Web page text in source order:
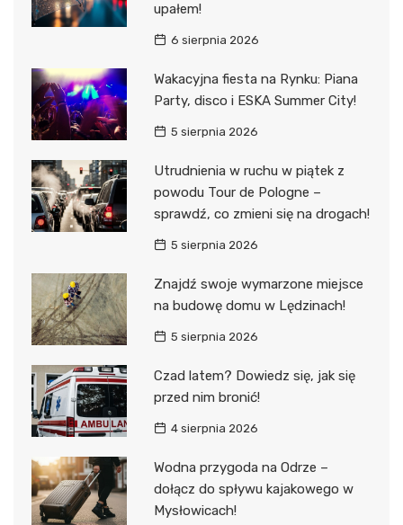
upałem!
6 sierpnia 2026
Wakacyjna fiesta na Rynku: Piana
Party, disco i ESKA Summer City!
5 sierpnia 2026
Utrudnienia w ruchu w piątek z
powodu Tour de Pologne –
sprawdź, co zmieni się na drogach!
5 sierpnia 2026
Znajdź swoje wymarzone miejsce
na budowę domu w Lędzinach!
5 sierpnia 2026
Czad latem? Dowiedz się, jak się
przed nim bronić!
4 sierpnia 2026
Wodna przygoda na Odrze –
dołącz do spływu kajakowego w
Mysłowicach!